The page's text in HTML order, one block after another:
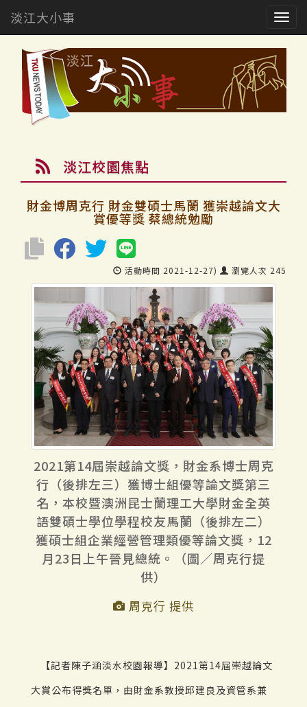
淡江大小事
淡江校園焦點
財金博周克行 財金雙碩士馬蘭 獲崇越論文大
賞優等獎 蔡總統勉勵
活動時間 2021-12-27) 瀏覽人次 245
2021第14屆崇越論文獎，財金系博士周克
行（後排左三）獲博士組優等論文獎第三
名，本校暨澳洲昆士蘭理工大學財金全英
語雙碩士學位學程校友馬蘭（後排左二）
獲碩士組企業經營管理類優等論文獎，12
月23日上午晉見總統。（圖／周克行提
供）
周克行 提供
【記者陳子涵淡水校園報導】2021第14屆崇越論文
大賞公布得獎名單，由財金系教授邱建良及資管系兼